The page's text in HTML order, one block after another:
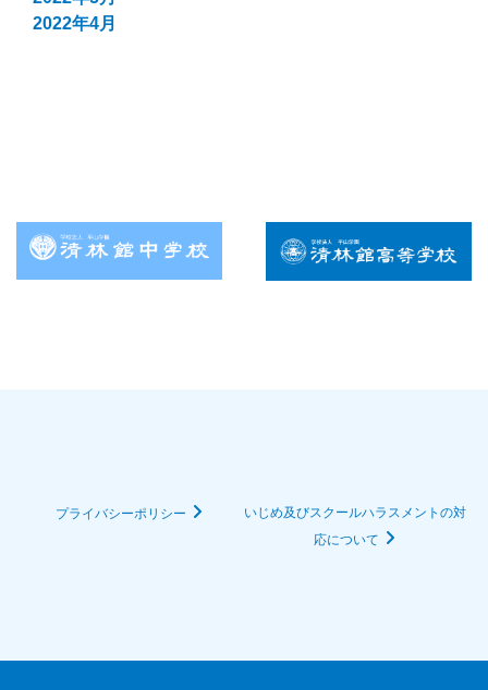
2022年4月
プライバシーポリシー
いじめ及びスクールハラスメントの対
応について